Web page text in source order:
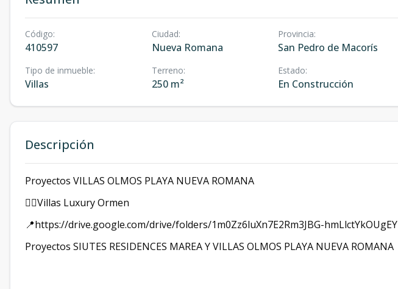
Código:
410597
Ciudad:
Nueva Romana
Provincia:
San Pedro de Macorís
Tipo de inmueble:
Villas
Terreno:
250 m²
Estado:
En Construcción
Descripción
Proyectos VILLAS OLMOS PLAYA NUEVA ROMANA
👇🏻Villas Luxury Ormen
📍https://drive.google.com/drive/folders/1m0Zz6luXn7E2Rm3JBG-hmLlctYkOUgEY
Proyectos SIUTES RESIDENCES MAREA Y VILLAS OLMOS PLAYA NUEVA ROMANA